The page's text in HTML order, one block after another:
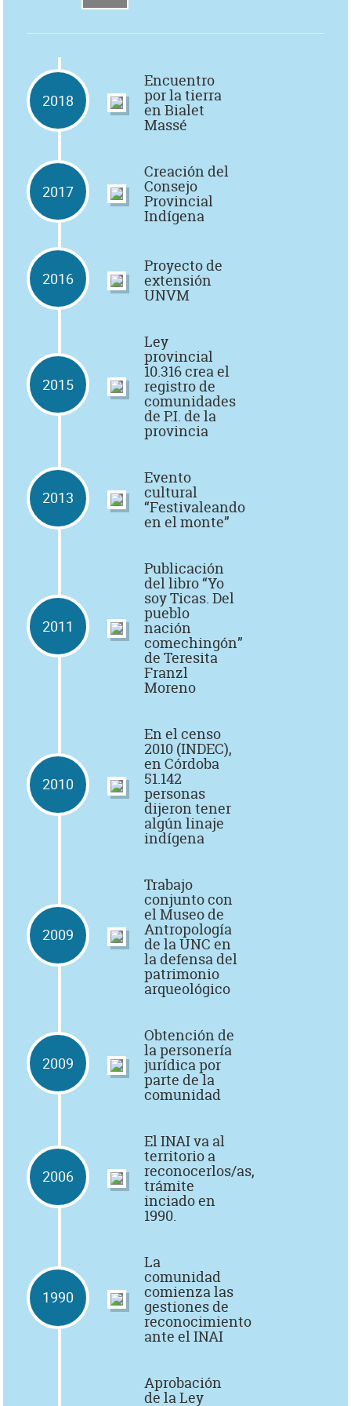
2018
Encuentro
por la tierra
en Bialet
Massé
2017
Creación del
Consejo
Provincial
Indígena
2016
Proyecto de
extensión
UNVM
2015
Ley
provincial
10.316 crea el
registro de
comunidades
de P.I. de la
provincia
2013
Evento
cultural
“Festivaleando
en el monte”
2011
Publicación
del libro “Yo
soy Ticas. Del
pueblo
nación
comechingón”
de Teresita
Franzl
Moreno
2010
En el censo
2010 (INDEC),
en Córdoba
51.142
personas
dijeron tener
algún linaje
indígena
2009
Trabajo
conjunto con
el Museo de
Antropología
de la UNC en
la defensa del
patrimonio
arqueológico
2009
Obtención de
la personería
jurídica por
parte de la
comunidad
2006
El INAI va al
territorio a
reconocerlos/as,
trámite
inciado en
1990.
1990
La
comunidad
comienza las
gestiones de
reconocimiento
ante el INAI
Aprobación
de la Ley